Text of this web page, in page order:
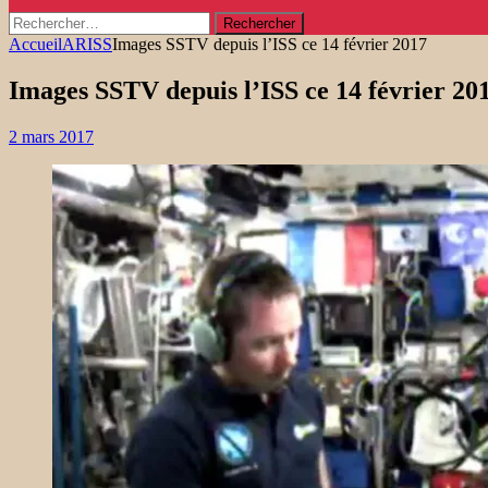
Rechercher :
AccueilARISSImages SSTV depuis l’ISS ce 14 février 2017
Images SSTV depuis l’ISS ce 14 février
2 mars 2017